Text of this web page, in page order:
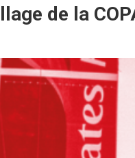
de la